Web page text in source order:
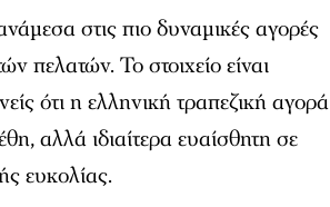
στις πιο δυναμικές αγορές
πελατών. Το στοιχείο είναι
ότι η ελληνική τραπεζική αγορά
αλλά ιδιαίτερα ευαίσθητη σε
ευκολίας.